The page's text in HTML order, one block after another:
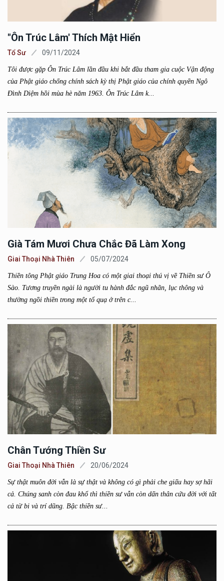
"Ôn Trúc Lâm' Thích Mật Hiển
Tổ Sư 09/11/2024
Tôi được gặp Ôn Trúc Lâm lần đầu khi bắt đầu tham gia cuộc Vận động
của Phật giáo chống chính sách kỳ thị Phật giáo của chính quyền Ngô
Đình Diệm hồi mùa hè năm 1963. Ôn Trúc Lâm k...
Già Tám Mươi Chưa Chắc Đã Làm Xong
Giai Thoại Nhà Thiên 05/07/2024
Thiền tông Phật giáo Trung Hoa có một giai thoại thú vị về Thiền sư Ô
Sào. Tương truyền ngài là người tu hành đắc ngũ nhãn, lục thông và
thường ngồi thiền trong một tổ quạ ở trên c...
Chân Tướng Thiền Sư
Giai Thoại Nhà Thiên 20/06/2024
Sự thật muôn đời vẫn là sự thật và không có gì phải che giấu hay sợ hãi
cả. Chúng sanh còn đau khổ thì thiền sư vẫn còn dấn thân cứu đời với tất
cả từ bi và trí dũng. Bậc thiền sư...